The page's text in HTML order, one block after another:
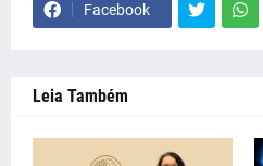
Facebook
Leia Também